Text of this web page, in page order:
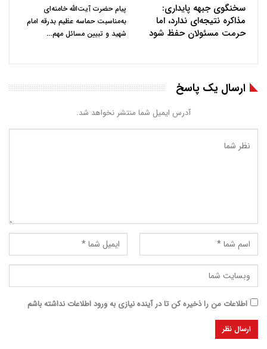
سخنگوی جبهه پایداری:
مذاکره نتیجه‌ای ندارد، اما
حرمت مسئولان حفظ شود
پیام حضرت آیت‌الله خامنه‌ای
به‌مناسبت حماسه عظیم بدرقه امام
شهید و تبیین مسائل مهم…
ارسال یک پاسخ
آدرس ایمیل شما منتشر نخواهد شد.
اطلاعات من را ذخیره کن تا در آینده نیازی به ورود اطلاعات نداشته باشم